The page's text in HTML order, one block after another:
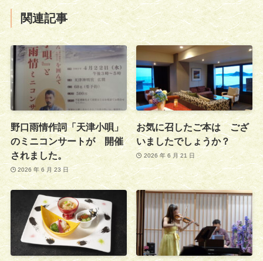
関連記事
野口雨情作詞「天津小唄」
のミニコンサートが 開催
されました。
2026 年 6 月 23 日
お気に召したご本は ござ
いましたでしょうか？
2026 年 6 月 21 日